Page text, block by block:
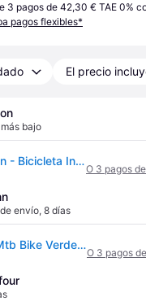
3 pagos de 42,30 € TAE 0%
pagos flexibles*
El precio
bajo
Dino Bikes Jungen - Bicicleta Infantil (16 Pulgadas), Color Verde
O 3 pagos
envío, 8 días
Dino Bikes 16´´ Mtb Bike Verde 6-8 Years Niño
O 3 pagos